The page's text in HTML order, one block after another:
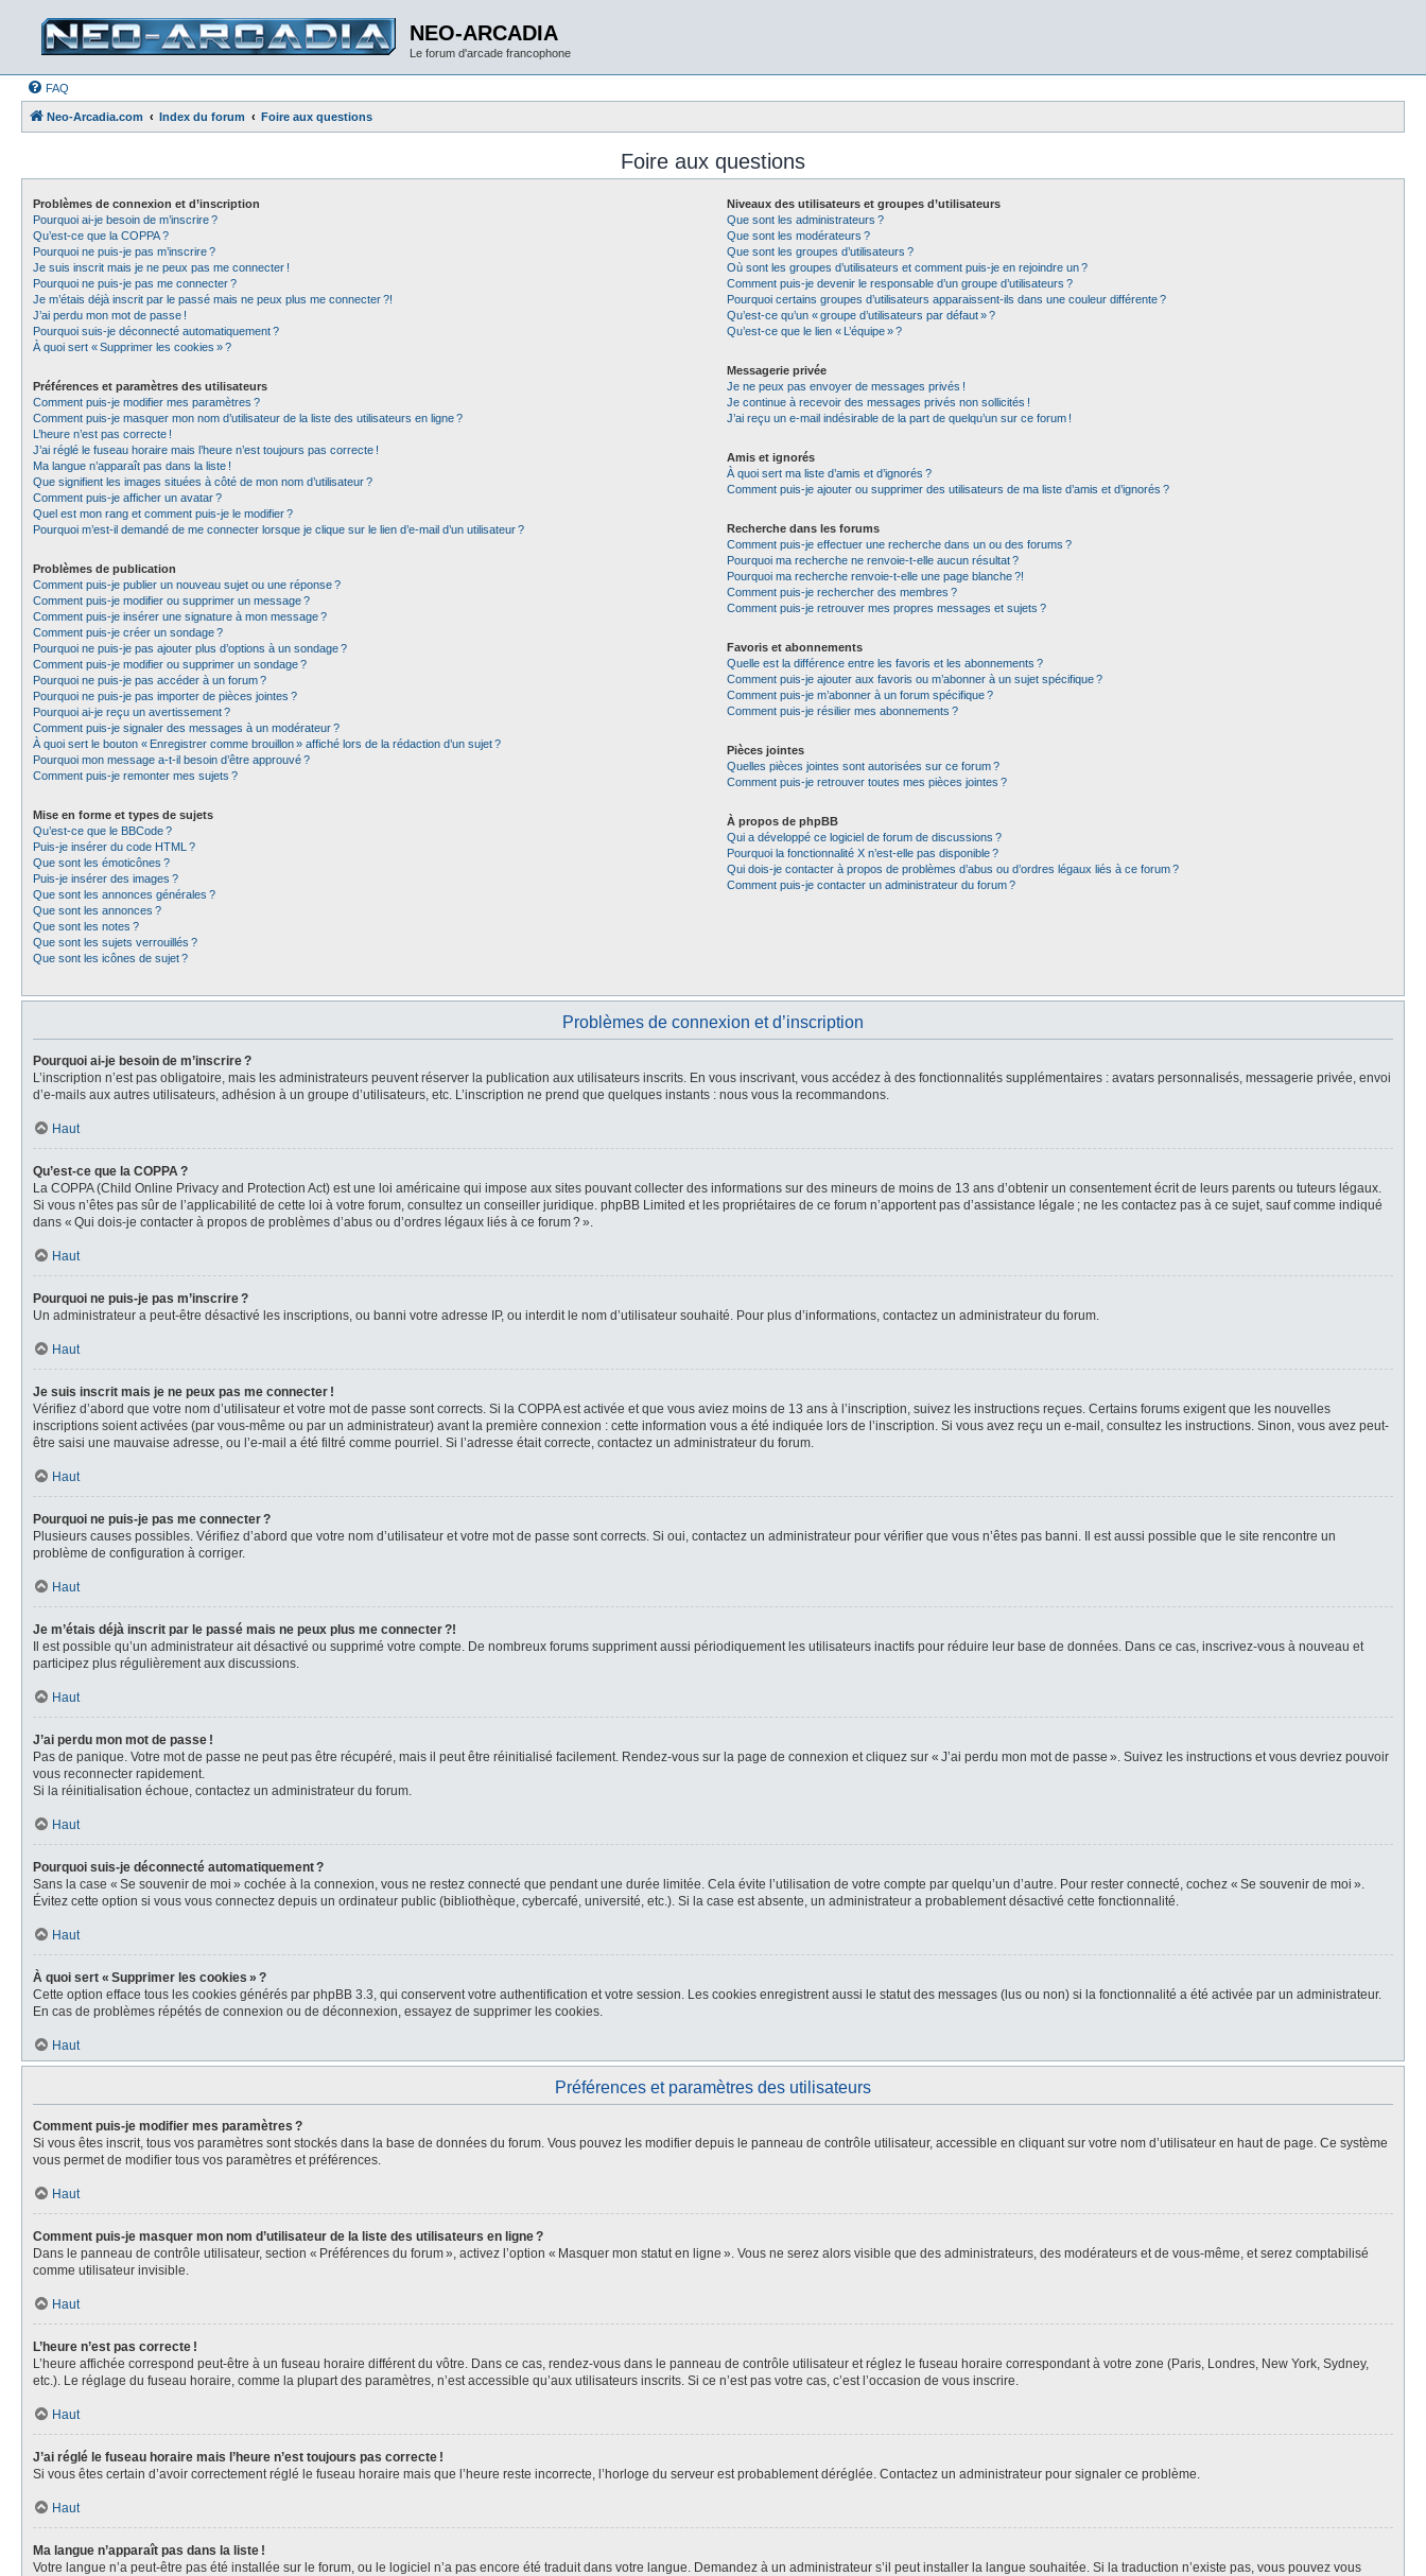
NEO-ARCADIA
Le forum d'arcade francophone
FAQ
Neo-Arcadia.com Index du forum Foire aux questions
Foire aux questions
Problèmes de connexion et d’inscription
Pourquoi ai-je besoin de m’inscrire ?
Qu’est-ce que la COPPA ?
Pourquoi ne puis-je pas m’inscrire ?
Je suis inscrit mais je ne peux pas me connecter !
Pourquoi ne puis-je pas me connecter ?
Je m’étais déjà inscrit par le passé mais ne peux plus me connecter ?!
J’ai perdu mon mot de passe !
Pourquoi suis-je déconnecté automatiquement ?
À quoi sert « Supprimer les cookies » ?
Préférences et paramètres des utilisateurs
Comment puis-je modifier mes paramètres ?
Comment puis-je masquer mon nom d’utilisateur de la liste des utilisateurs en ligne ?
L’heure n’est pas correcte !
J’ai réglé le fuseau horaire mais l’heure n’est toujours pas correcte !
Ma langue n’apparaît pas dans la liste !
Que signifient les images situées à côté de mon nom d’utilisateur ?
Comment puis-je afficher un avatar ?
Quel est mon rang et comment puis-je le modifier ?
Pourquoi m’est-il demandé de me connecter lorsque je clique sur le lien d’e-mail d’un utilisateur ?
Problèmes de publication
Comment puis-je publier un nouveau sujet ou une réponse ?
Comment puis-je modifier ou supprimer un message ?
Comment puis-je insérer une signature à mon message ?
Comment puis-je créer un sondage ?
Pourquoi ne puis-je pas ajouter plus d’options à un sondage ?
Comment puis-je modifier ou supprimer un sondage ?
Pourquoi ne puis-je pas accéder à un forum ?
Pourquoi ne puis-je pas importer de pièces jointes ?
Pourquoi ai-je reçu un avertissement ?
Comment puis-je signaler des messages à un modérateur ?
À quoi sert le bouton « Enregistrer comme brouillon » affiché lors de la rédaction d’un sujet ?
Pourquoi mon message a-t-il besoin d’être approuvé ?
Comment puis-je remonter mes sujets ?
Mise en forme et types de sujets
Qu’est-ce que le BBCode ?
Puis-je insérer du code HTML ?
Que sont les émoticônes ?
Puis-je insérer des images ?
Que sont les annonces générales ?
Que sont les annonces ?
Que sont les notes ?
Que sont les sujets verrouillés ?
Que sont les icônes de sujet ?
Niveaux des utilisateurs et groupes d’utilisateurs
Que sont les administrateurs ?
Que sont les modérateurs ?
Que sont les groupes d’utilisateurs ?
Où sont les groupes d’utilisateurs et comment puis-je en rejoindre un ?
Comment puis-je devenir le responsable d’un groupe d’utilisateurs ?
Pourquoi certains groupes d’utilisateurs apparaissent-ils dans une couleur différente ?
Qu’est-ce qu’un « groupe d’utilisateurs par défaut » ?
Qu’est-ce que le lien « L’équipe » ?
Messagerie privée
Je ne peux pas envoyer de messages privés !
Je continue à recevoir des messages privés non sollicités !
J’ai reçu un e-mail indésirable de la part de quelqu’un sur ce forum !
Amis et ignorés
À quoi sert ma liste d’amis et d’ignorés ?
Comment puis-je ajouter ou supprimer des utilisateurs de ma liste d’amis et d’ignorés ?
Recherche dans les forums
Comment puis-je effectuer une recherche dans un ou des forums ?
Pourquoi ma recherche ne renvoie-t-elle aucun résultat ?
Pourquoi ma recherche renvoie-t-elle une page blanche ?!
Comment puis-je rechercher des membres ?
Comment puis-je retrouver mes propres messages et sujets ?
Favoris et abonnements
Quelle est la différence entre les favoris et les abonnements ?
Comment puis-je ajouter aux favoris ou m’abonner à un sujet spécifique ?
Comment puis-je m’abonner à un forum spécifique ?
Comment puis-je résilier mes abonnements ?
Pièces jointes
Quelles pièces jointes sont autorisées sur ce forum ?
Comment puis-je retrouver toutes mes pièces jointes ?
À propos de phpBB
Qui a développé ce logiciel de forum de discussions ?
Pourquoi la fonctionnalité X n’est-elle pas disponible ?
Qui dois-je contacter à propos de problèmes d’abus ou d’ordres légaux liés à ce forum ?
Comment puis-je contacter un administrateur du forum ?
Problèmes de connexion et d’inscription
Pourquoi ai-je besoin de m’inscrire ?
L’inscription n’est pas obligatoire, mais les administrateurs peuvent réserver la publication aux utilisateurs inscrits. En vous inscrivant, vous accédez à des fonctionnalités supplémentaires : avatars personnalisés, messagerie privée, envoi
d’e-mails aux autres utilisateurs, adhésion à un groupe d’utilisateurs, etc. L’inscription ne prend que quelques instants : nous vous la recommandons.
Haut
Qu’est-ce que la COPPA ?
La COPPA (Child Online Privacy and Protection Act) est une loi américaine qui impose aux sites pouvant collecter des informations sur des mineurs de moins de 13 ans d’obtenir un consentement écrit de leurs parents ou tuteurs légaux.
Si vous n’êtes pas sûr de l’applicabilité de cette loi à votre forum, consultez un conseiller juridique. phpBB Limited et les propriétaires de ce forum n’apportent pas d’assistance légale ; ne les contactez pas à ce sujet, sauf comme indiqué
dans « Qui dois-je contacter à propos de problèmes d’abus ou d’ordres légaux liés à ce forum ? ».
Haut
Pourquoi ne puis-je pas m’inscrire ?
Un administrateur a peut-être désactivé les inscriptions, ou banni votre adresse IP, ou interdit le nom d’utilisateur souhaité. Pour plus d’informations, contactez un administrateur du forum.
Haut
Je suis inscrit mais je ne peux pas me connecter !
Vérifiez d’abord que votre nom d’utilisateur et votre mot de passe sont corrects. Si la COPPA est activée et que vous aviez moins de 13 ans à l’inscription, suivez les instructions reçues. Certains forums exigent que les nouvelles
inscriptions soient activées (par vous-même ou par un administrateur) avant la première connexion : cette information vous a été indiquée lors de l’inscription. Si vous avez reçu un e-mail, consultez les instructions. Sinon, vous avez peut-
être saisi une mauvaise adresse, ou l’e-mail a été filtré comme pourriel. Si l’adresse était correcte, contactez un administrateur du forum.
Haut
Pourquoi ne puis-je pas me connecter ?
Plusieurs causes possibles. Vérifiez d’abord que votre nom d’utilisateur et votre mot de passe sont corrects. Si oui, contactez un administrateur pour vérifier que vous n’êtes pas banni. Il est aussi possible que le site rencontre un
problème de configuration à corriger.
Haut
Je m’étais déjà inscrit par le passé mais ne peux plus me connecter ?!
Il est possible qu’un administrateur ait désactivé ou supprimé votre compte. De nombreux forums suppriment aussi périodiquement les utilisateurs inactifs pour réduire leur base de données. Dans ce cas, inscrivez-vous à nouveau et
participez plus régulièrement aux discussions.
Haut
J’ai perdu mon mot de passe !
Pas de panique. Votre mot de passe ne peut pas être récupéré, mais il peut être réinitialisé facilement. Rendez-vous sur la page de connexion et cliquez sur « J’ai perdu mon mot de passe ». Suivez les instructions et vous devriez pouvoir
vous reconnecter rapidement.
Si la réinitialisation échoue, contactez un administrateur du forum.
Haut
Pourquoi suis-je déconnecté automatiquement ?
Sans la case « Se souvenir de moi » cochée à la connexion, vous ne restez connecté que pendant une durée limitée. Cela évite l’utilisation de votre compte par quelqu’un d’autre. Pour rester connecté, cochez « Se souvenir de moi ».
Évitez cette option si vous vous connectez depuis un ordinateur public (bibliothèque, cybercafé, université, etc.). Si la case est absente, un administrateur a probablement désactivé cette fonctionnalité.
Haut
À quoi sert « Supprimer les cookies » ?
Cette option efface tous les cookies générés par phpBB 3.3, qui conservent votre authentification et votre session. Les cookies enregistrent aussi le statut des messages (lus ou non) si la fonctionnalité a été activée par un administrateur.
En cas de problèmes répétés de connexion ou de déconnexion, essayez de supprimer les cookies.
Haut
Préférences et paramètres des utilisateurs
Comment puis-je modifier mes paramètres ?
Si vous êtes inscrit, tous vos paramètres sont stockés dans la base de données du forum. Vous pouvez les modifier depuis le panneau de contrôle utilisateur, accessible en cliquant sur votre nom d’utilisateur en haut de page. Ce système
vous permet de modifier tous vos paramètres et préférences.
Haut
Comment puis-je masquer mon nom d’utilisateur de la liste des utilisateurs en ligne ?
Dans le panneau de contrôle utilisateur, section « Préférences du forum », activez l’option « Masquer mon statut en ligne ». Vous ne serez alors visible que des administrateurs, des modérateurs et de vous-même, et serez comptabilisé
comme utilisateur invisible.
Haut
L’heure n’est pas correcte !
L’heure affichée correspond peut-être à un fuseau horaire différent du vôtre. Dans ce cas, rendez-vous dans le panneau de contrôle utilisateur et réglez le fuseau horaire correspondant à votre zone (Paris, Londres, New York, Sydney,
etc.). Le réglage du fuseau horaire, comme la plupart des paramètres, n’est accessible qu’aux utilisateurs inscrits. Si ce n’est pas votre cas, c’est l’occasion de vous inscrire.
Haut
J’ai réglé le fuseau horaire mais l’heure n’est toujours pas correcte !
Si vous êtes certain d’avoir correctement réglé le fuseau horaire mais que l’heure reste incorrecte, l’horloge du serveur est probablement déréglée. Contactez un administrateur pour signaler ce problème.
Haut
Ma langue n’apparaît pas dans la liste !
Votre langue n’a peut-être pas été installée sur le forum, ou le logiciel n’a pas encore été traduit dans votre langue. Demandez à un administrateur s’il peut installer la langue souhaitée. Si la traduction n’existe pas, vous pouvez vous